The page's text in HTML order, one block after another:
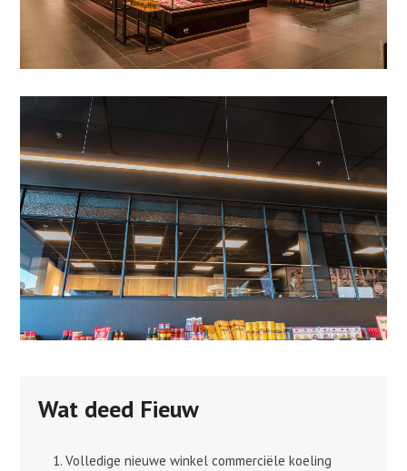
Wat deed Fieuw
Volledige nieuwe winkel commerciële koeling